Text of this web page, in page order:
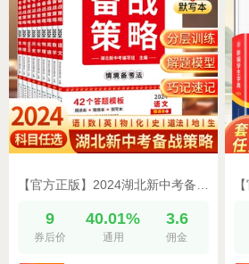
9
券后价
40.01%
通用
3.6
佣金